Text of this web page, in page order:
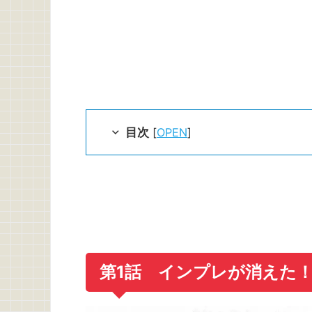
目次 [OPEN]
第1話 インプレが消えた